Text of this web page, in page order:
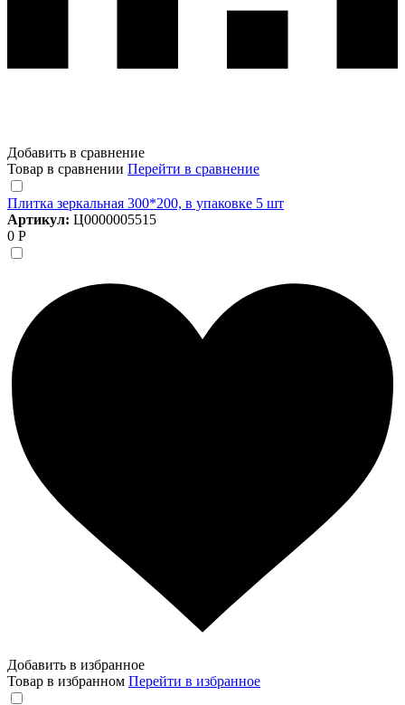
Добавить в сравнение
Товар в сравнении Перейти в сравнение
Плитка зеркальная 300*200, в упаковке 5 шт
Артикул: Ц0000005515
0 Р
Добавить в избранное
Товар в избранном Перейти в избранное